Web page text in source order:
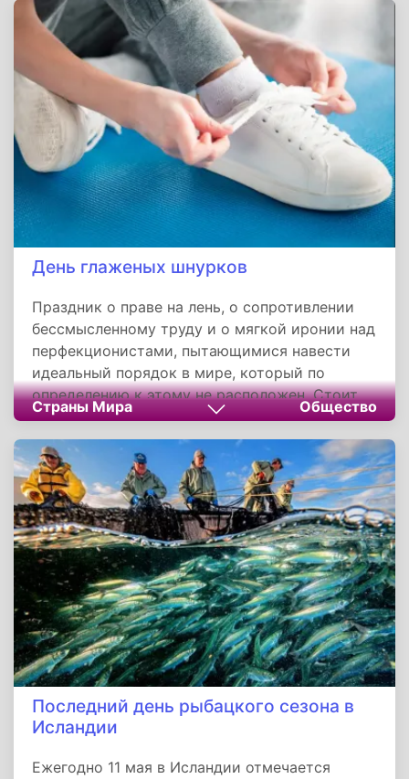
Holidays», добавив более 80 веселых,
творческих возможностей сделать жизнь
лучше.
День глаженых шнурков
Праздник о праве на лень, о сопротивлении
бессмысленному труду и о мягкой иронии над
перфекционистами, пытающимися навести
идеальный порядок в мире, который по
определению к этому не расположен. Стоит
лишь на мгновение отвлечься от привычной
гонки и спросить себя: а нужны ли вообще эти
идеально выглаженные шнурки для
счастливой и осмысленной жизни? Ответ на
этот вопрос каждый может найти в тишине
своего собственного праздника, далекого от
общепринятых норм и стандартов.
Страны Мира Общество
Последний день рыбацкого сезона в
Исландии
Ежегодно 11 мая в Исландии отмечается